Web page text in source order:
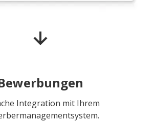
Integration mit Ihrem